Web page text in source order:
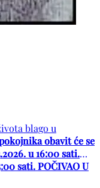
blago u
obavit će se
u 16:00 sati.
sati. POČIVAO U